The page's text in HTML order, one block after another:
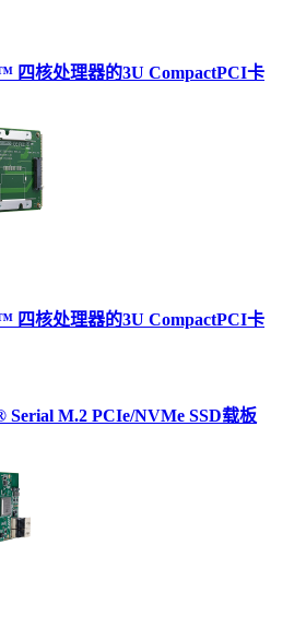
四核处理器的3U CompactPCI卡
四核处理器的3U CompactPCI卡
Serial M.2 PCIe/NVMe SSD载板